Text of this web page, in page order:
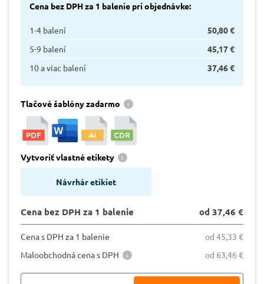
Cena bez DPH za 1 balenie pri objednávke:
1-4 balení
50,80 €
5-9 balení
45,17 €
10 a viac balení
37,46 €
Tlačové šablóny zadarmo
Vytvoriť vlastné etikety
Návrhár etikiet
Cena bez DPH za 1 balenie od 37,46 €
Cena s DPH za 1 balenie
od 45,33 €
Maloobchodná cena s DPH
od 63,46 €